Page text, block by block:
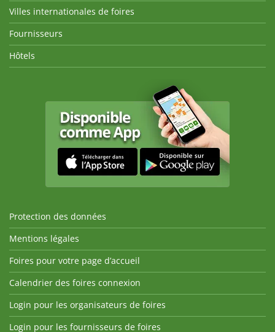
Villes internationales de foires
Fournisseurs
Hôtels
Protection des données
Mentions légales
Foires pour votre page d’accueil
Calendrier des foires connexion
Login pour les organisateurs de foires
Login pour les fournisseurs de foires